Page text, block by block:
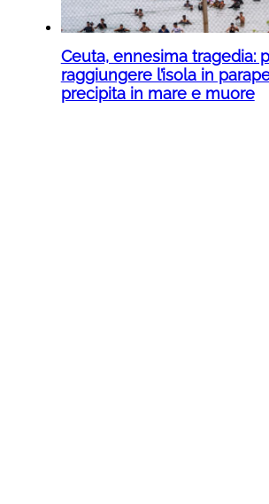
Ceuta, ennesima tragedia:
raggiungere l’isola in
precipita in mare e muore